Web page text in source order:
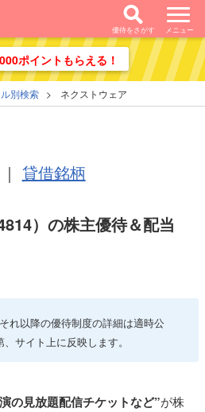
優待をさがす メニュー
ポイントもらえる！
別検索 ネクストウェア
貸借銘柄
）の株主優待＆配当
れ以降の優待制度の詳細は適時公
サイト上に反映します。
の見放題配信チケットなど”が株